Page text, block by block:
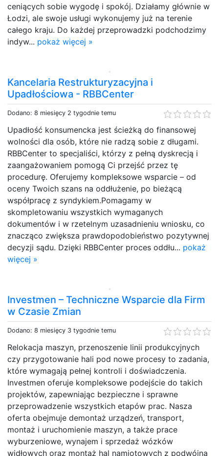
ceniących sobie wygodę i spokój. Działamy głównie w
Łodzi, ale swoje usługi wykonujemy już na terenie
całego kraju. Do każdej przeprowadzki podchodzimy
indyw... pokaż więcej »
Kancelaria Restrukturyzacyjna i
Upadłościowa - RBBCenter
Dodano: 8 miesięcy 2 tygodnie temu
Upadłość konsumencka jest ścieżką do finansowej
wolności dla osób, które nie radzą sobie z długami.
RBBCenter to specjaliści, którzy z pełną dyskrecją i
zaangażowaniem pomogą Ci przejść przez tę
procedurę. Oferujemy kompleksowe wsparcie – od
oceny Twoich szans na oddłużenie, po bieżącą
współpracę z syndykiem.Pomagamy w
skompletowaniu wszystkich wymaganych
dokumentów i w rzetelnym uzasadnieniu wniosku, co
znacząco zwiększa prawdopodobieństwo pozytywnej
decyzji sądu. Dzięki RBBCenter proces oddłu... pokaż
więcej »
Investmen – Techniczne Wsparcie dla Firm
w Czasie Zmian
Dodano: 8 miesięcy 3 tygodnie temu
Relokacja maszyn, przenoszenie linii produkcyjnych
czy przygotowanie hali pod nowe procesy to zadania,
które wymagają pełnej kontroli i doświadczenia.
Investmen oferuje kompleksowe podejście do takich
projektów, zapewniając bezpieczne i sprawne
przeprowadzenie wszystkich etapów prac. Nasza
oferta obejmuje demontaż urządzeń, transport,
montaż i uruchomienie maszyn, a także prace
wyburzeniowe, wynajem i sprzedaż wózków
widłowych oraz montaż hal namiotowych z podwójną